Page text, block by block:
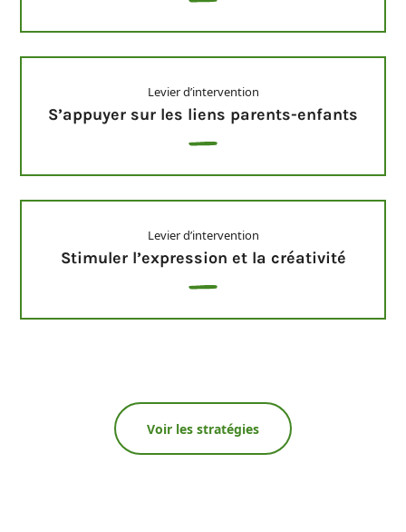
Levier d’intervention
S’appuyer sur les liens parents-enfants
Levier d’intervention
Stimuler l’expression et la créativité
Voir les stratégies